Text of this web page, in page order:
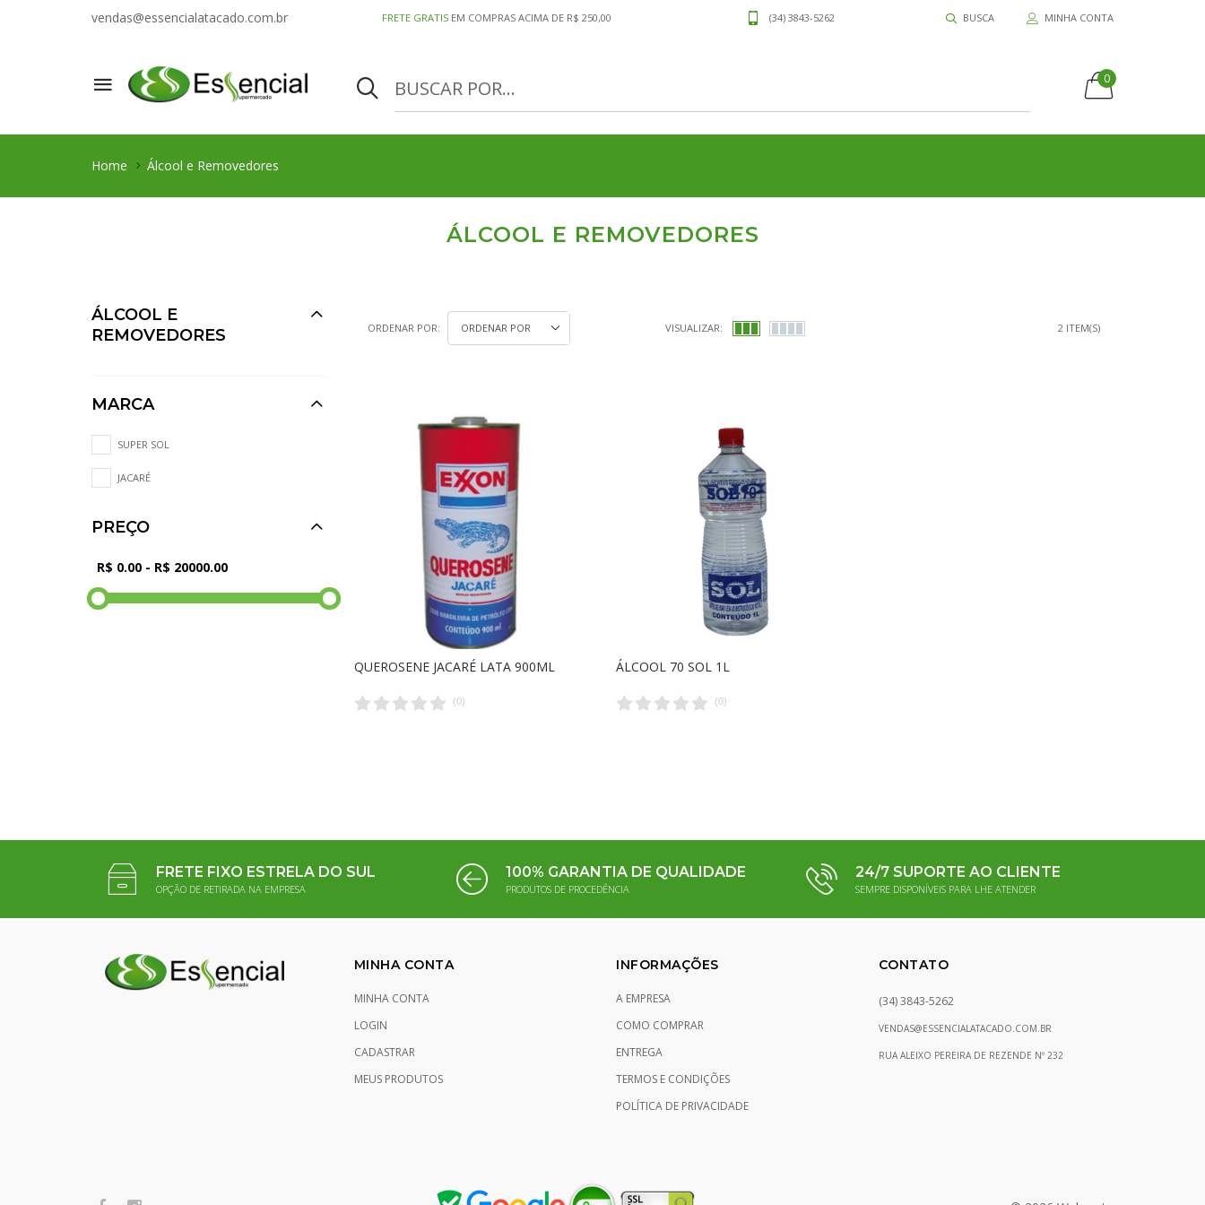
vendas@essencialatacado.com.br FRETE GRATIS EM COMPRAS ACIMA DE R$ 250,00 (34) 3843-5262 BUSCA MINHA CONTA
0
Home Álcool e Removedores
ÁLCOOL E REMOVEDORES
ÁLCOOL E
REMOVEDORES
MARCA
SUPER SOL
JACARÉ
PREÇO
ORDENAR POR: VISUALIZAR: 2 ITEM(S)
QUEROSENE JACARÉ LATA 900ML
(0)
ÁLCOOL 70 SOL 1L
(0)
FRETE FIXO ESTRELA DO SUL
OPÇÃO DE RETIRADA NA EMPRESA
100% GARANTIA DE QUALIDADE
PRODUTOS DE PROCEDÊNCIA
24/7 SUPORTE AO CLIENTE
SEMPRE DISPONÍVEIS PARA LHE ATENDER
MINHA CONTA
MINHA CONTA
LOGIN
CADASTRAR
MEUS PRODUTOS
INFORMAÇÕES
A EMPRESA
COMO COMPRAR
ENTREGA
TERMOS E CONDIÇÕES
POLÍTICA DE PRIVACIDADE
CONTATO
(34) 3843-5262
VENDAS@ESSENCIALATACADO.COM.BR
RUA ALEIXO PEREIRA DE REZENDE Nº 232